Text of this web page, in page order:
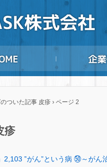
ついた記事 皮疹 › ページ 2
疹
2,103 ‟がん”という病 ㊿～が